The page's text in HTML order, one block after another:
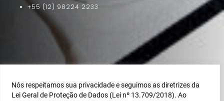
Nós respeitamos sua privacidade e seguimos as diretrizes da
Lei Geral de Proteção de Dados (Lei nº 13.709/2018). Ao
+55 (12) 98224 2233